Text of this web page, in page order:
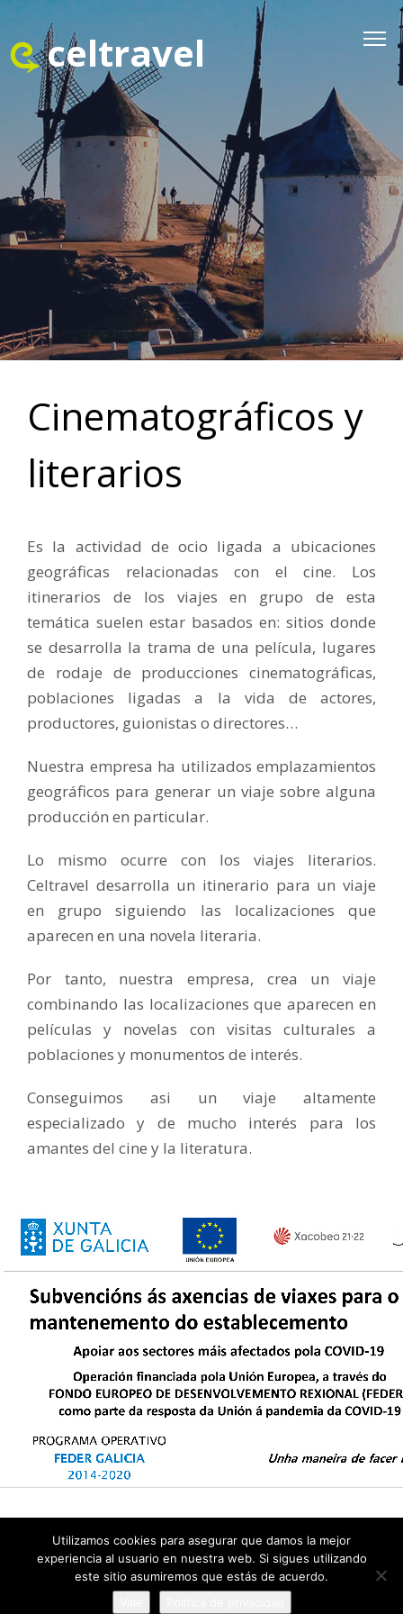
celtravel
Cinematográficos y
literarios
Es la actividad de ocio ligada a ubicaciones
geográficas relacionadas con el cine. Los
itinerarios de los viajes en grupo de esta
temática suelen estar basados en: sitios donde
se desarrolla la trama de una película, lugares
de rodaje de producciones cinematográficas,
poblaciones ligadas a la vida de actores,
productores, guionistas o directores…
Nuestra empresa ha utilizados emplazamientos
geográficos para generar un viaje sobre alguna
producción en particular.
Lo mismo ocurre con los viajes literarios.
Celtravel desarrolla un itinerario para un viaje
en grupo siguiendo las localizaciones que
aparecen en una novela literaria.
Por tanto, nuestra empresa, crea un viaje
combinando las localizaciones que aparecen en
películas y novelas con visitas culturales a
poblaciones y monumentos de interés.
Conseguimos asi un viaje altamente
especializado y de mucho interés para los
amantes del cine y la literatura.
© Celtravel 2026
Política de Privacidad| Contacto
Diseñado por
Utilizamos cookies para asegurar que damos la mejor
experiencia al usuario en nuestra web. Si sigues utilizando
este sitio asumiremos que estás de acuerdo.